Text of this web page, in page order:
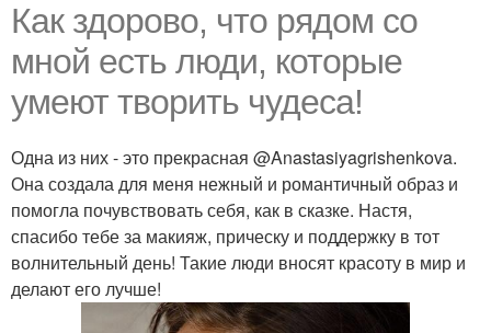
Как здорово, что рядом со
мной есть люди, которые
умеют творить чудеса!
Одна из них - это прекрасная @Anastasiyagrishenkova.
Она создала для меня нежный и романтичный образ и
помогла почувствовать себя, как в сказке. Настя,
спасибо тебе за макияж, прическу и поддержку в тот
волнительный день! Такие люди вносят красоту в мир и
делают его лучше!